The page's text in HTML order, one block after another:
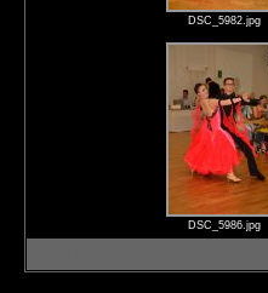
DSC_5982.jpg
DSC_5986.jpg